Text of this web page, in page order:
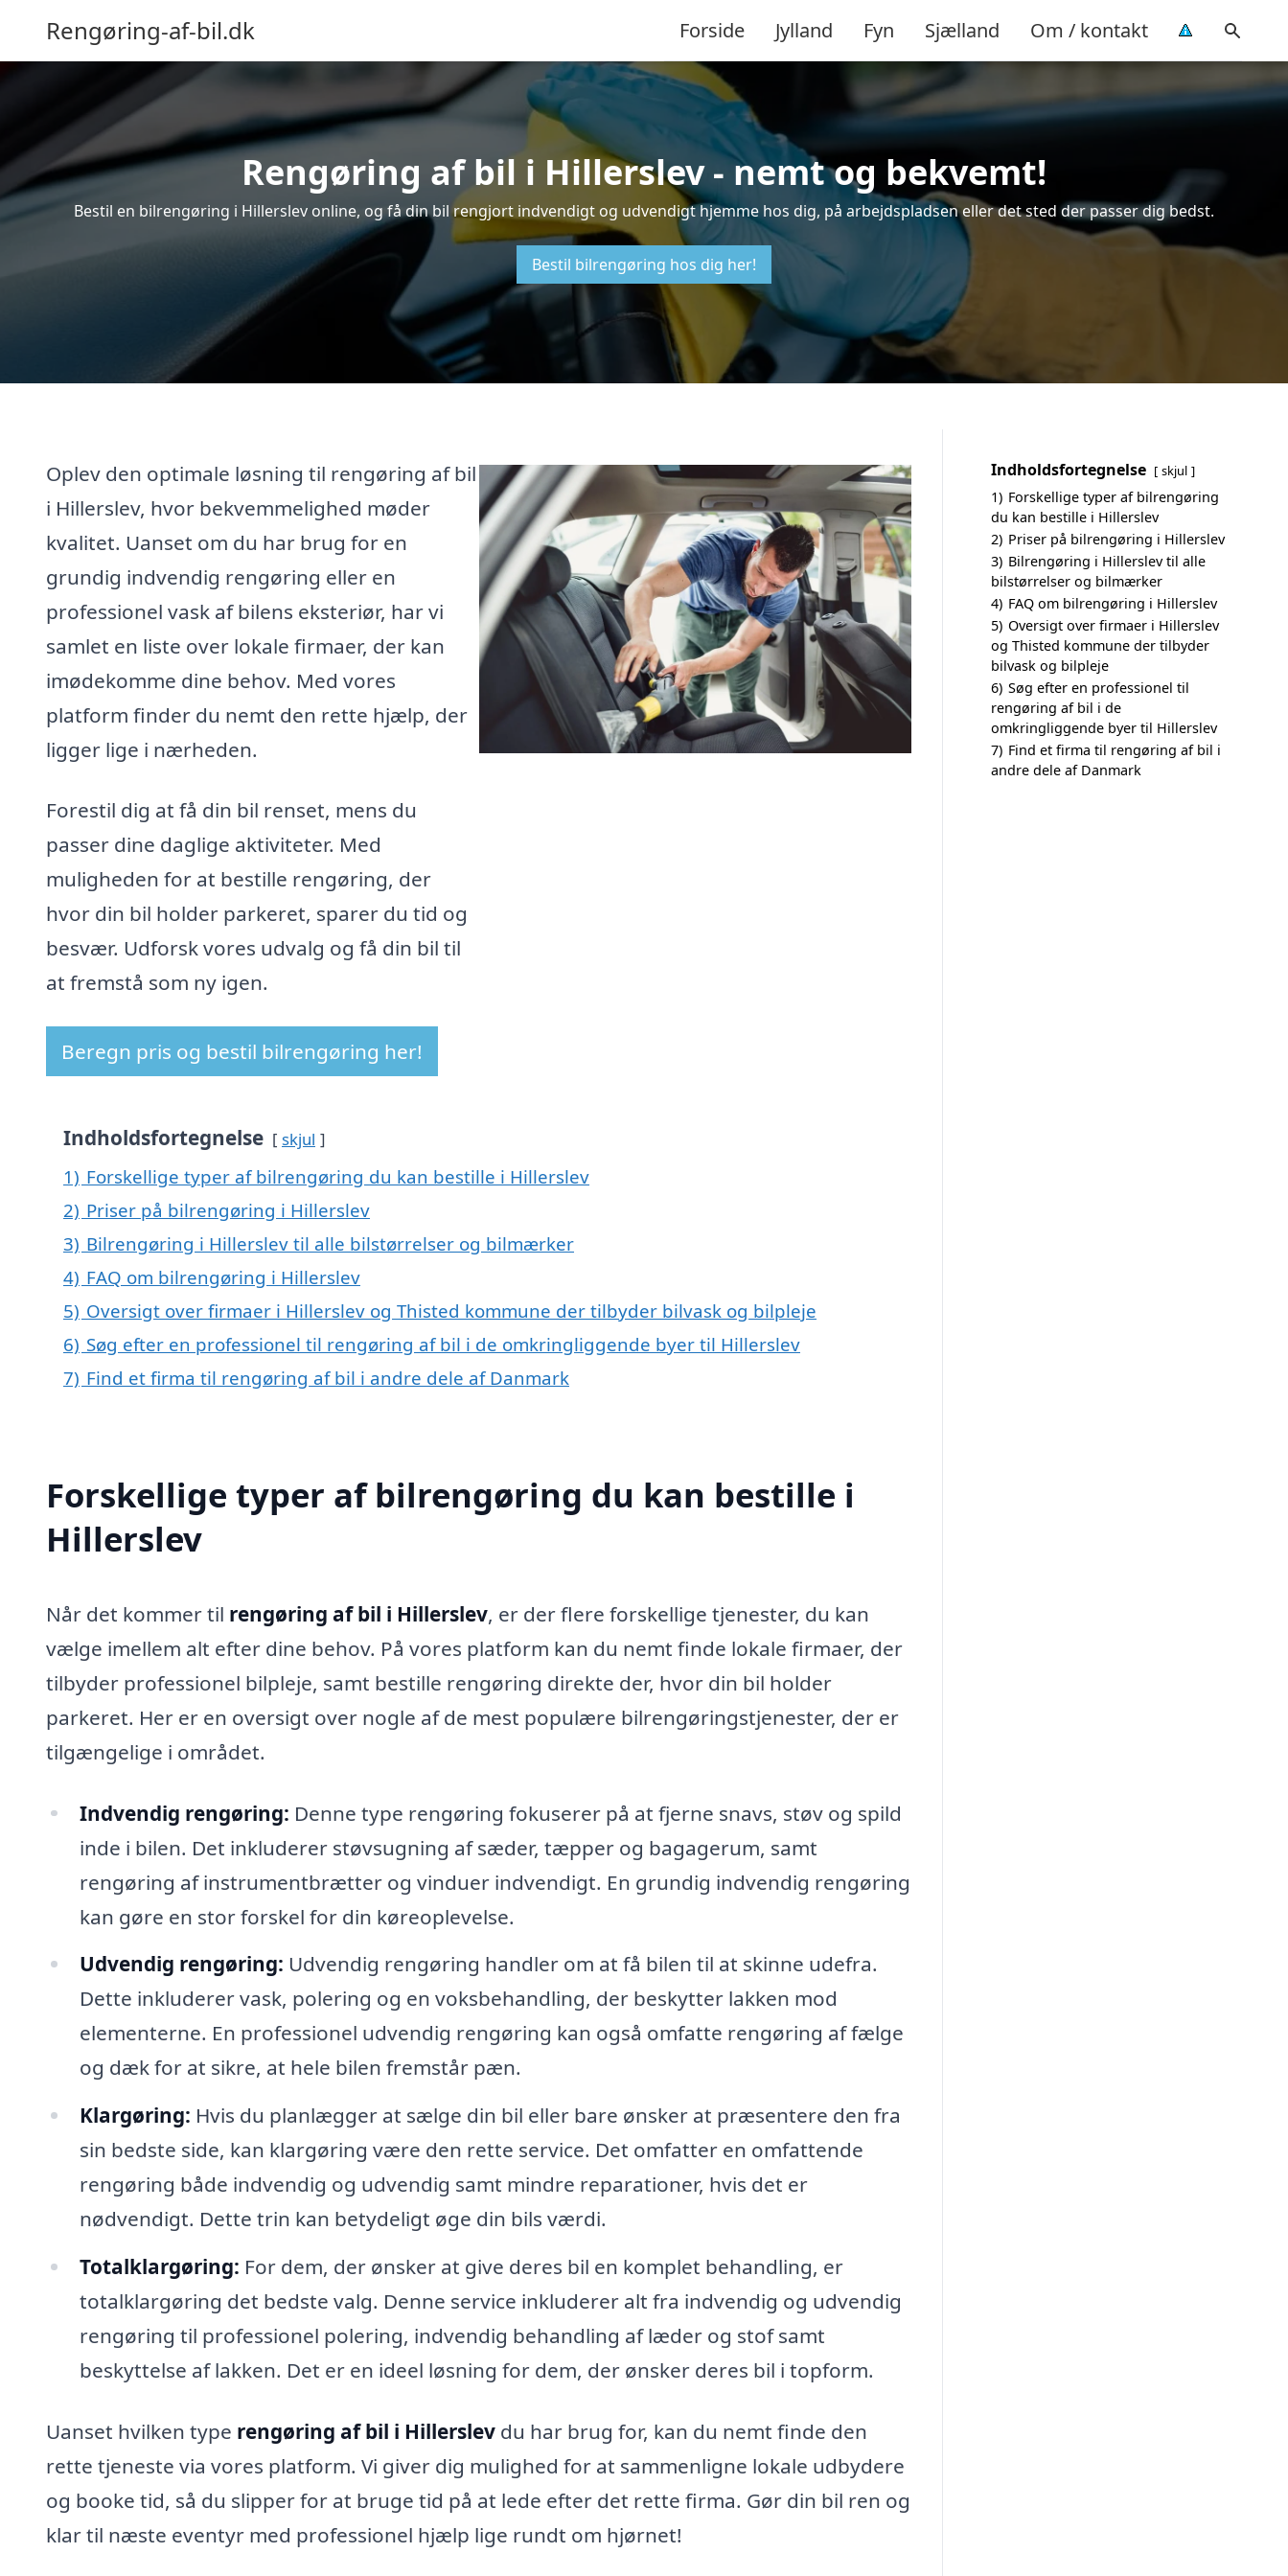
Rengøring-af-bil.dk Forside Jylland Fyn Sjælland Om / kontakt
Rengøring af bil i Hillerslev - nemt og bekvemt!
Bestil en bilrengøring i Hillerslev online, og få din bil rengjort indvendigt og udvendigt hjemme hos dig, på arbejdspladsen eller det sted der passer dig bedst.
Bestil bilrengøring hos dig her!
Oplev den optimale løsning til rengøring af bil
i Hillerslev, hvor bekvemmelighed møder
kvalitet. Uanset om du har brug for en
grundig indvendig rengøring eller en
professionel vask af bilens eksteriør, har vi
samlet en liste over lokale firmaer, der kan
imødekomme dine behov. Med vores
platform finder du nemt den rette hjælp, der
ligger lige i nærheden.
Forestil dig at få din bil renset, mens du
passer dine daglige aktiviteter. Med
muligheden for at bestille rengøring, der
hvor din bil holder parkeret, sparer du tid og
besvær. Udforsk vores udvalg og få din bil til
at fremstå som ny igen.
Beregn pris og bestil bilrengøring her!
Indholdsfortegnelse skjul
1) Forskellige typer af bilrengøring du kan bestille i Hillerslev
2) Priser på bilrengøring i Hillerslev
3) Bilrengøring i Hillerslev til alle bilstørrelser og bilmærker
4) FAQ om bilrengøring i Hillerslev
5) Oversigt over firmaer i Hillerslev og Thisted kommune der tilbyder bilvask og bilpleje
6) Søg efter en professionel til rengøring af bil i de omkringliggende byer til Hillerslev
7) Find et firma til rengøring af bil i andre dele af Danmark
Forskellige typer af bilrengøring du kan bestille i
Hillerslev
Når det kommer til rengøring af bil i Hillerslev, er der flere forskellige tjenester, du kan
vælge imellem alt efter dine behov. På vores platform kan du nemt finde lokale firmaer, der
tilbyder professionel bilpleje, samt bestille rengøring direkte der, hvor din bil holder
parkeret. Her er en oversigt over nogle af de mest populære bilrengøringstjenester, der er
tilgængelige i området.
Indvendig rengøring: Denne type rengøring fokuserer på at fjerne snavs, støv og spild
inde i bilen. Det inkluderer støvsugning af sæder, tæpper og bagagerum, samt
rengøring af instrumentbrætter og vinduer indvendigt. En grundig indvendig rengøring
kan gøre en stor forskel for din køreoplevelse.
Udvendig rengøring: Udvendig rengøring handler om at få bilen til at skinne udefra.
Dette inkluderer vask, polering og en voksbehandling, der beskytter lakken mod
elementerne. En professionel udvendig rengøring kan også omfatte rengøring af fælge
og dæk for at sikre, at hele bilen fremstår pæn.
Klargøring: Hvis du planlægger at sælge din bil eller bare ønsker at præsentere den fra
sin bedste side, kan klargøring være den rette service. Det omfatter en omfattende
rengøring både indvendig og udvendig samt mindre reparationer, hvis det er
nødvendigt. Dette trin kan betydeligt øge din bils værdi.
Totalklargøring: For dem, der ønsker at give deres bil en komplet behandling, er
totalklargøring det bedste valg. Denne service inkluderer alt fra indvendig og udvendig
rengøring til professionel polering, indvendig behandling af læder og stof samt
beskyttelse af lakken. Det er en ideel løsning for dem, der ønsker deres bil i topform.
Uanset hvilken type rengøring af bil i Hillerslev du har brug for, kan du nemt finde den
rette tjeneste via vores platform. Vi giver dig mulighed for at sammenligne lokale udbydere
og booke tid, så du slipper for at bruge tid på at lede efter det rette firma. Gør din bil ren og
klar til næste eventyr med professionel hjælp lige rundt om hjørnet!
Indholdsfortegnelse skjul
1) Forskellige typer af bilrengøring
du kan bestille i Hillerslev
2) Priser på bilrengøring i Hillerslev
3) Bilrengøring i Hillerslev til alle
bilstørrelser og bilmærker
4) FAQ om bilrengøring i Hillerslev
5) Oversigt over firmaer i Hillerslev
og Thisted kommune der tilbyder
bilvask og bilpleje
6) Søg efter en professionel til
rengøring af bil i de
omkringliggende byer til Hillerslev
7) Find et firma til rengøring af bil i
andre dele af Danmark